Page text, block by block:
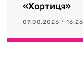
«Хортиця»
07.08.2026 / 16:26